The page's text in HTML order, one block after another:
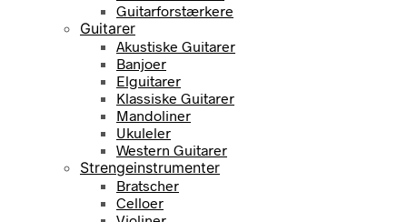
Guitarforstærkere
Guitarer
Akustiske Guitarer
Banjoer
Elguitarer
Klassiske Guitarer
Mandoliner
Ukuleler
Western Guitarer
Strengeinstrumenter
Bratscher
Celloer